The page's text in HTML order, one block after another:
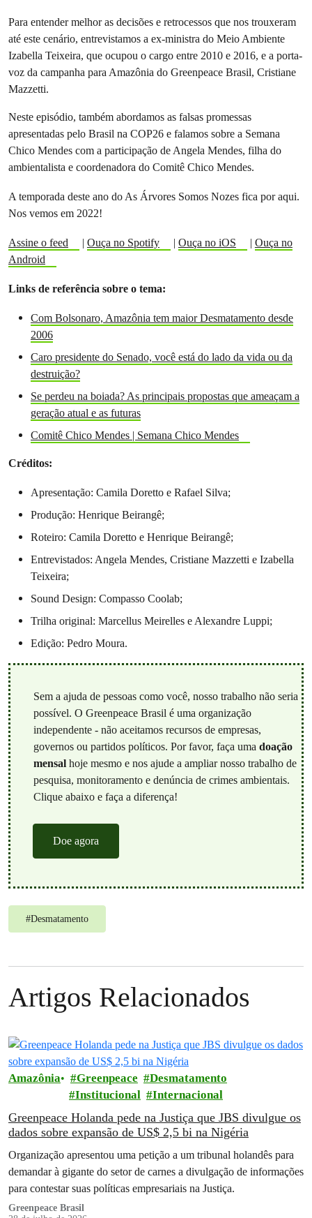
Para entender melhor as decisões e retrocessos que nos trouxeram
até este cenário, entrevistamos a ex-ministra do Meio Ambiente
Izabella Teixeira, que ocupou o cargo entre 2010 e 2016, e a porta-
voz da campanha para Amazônia do Greenpeace Brasil, Cristiane
Mazzetti.
Neste episódio, também abordamos as falsas promessas
apresentadas pelo Brasil na COP26 e falamos sobre a Semana
Chico Mendes com a participação de Angela Mendes, filha do
ambientalista e coordenadora do Comitê Chico Mendes.
A temporada deste ano do As Árvores Somos Nozes fica por aqui.
Nos vemos em 2022!
Assine o feed | Ouça no Spotify | Ouça no iOS | Ouça no
Android
Links de referência sobre o tema:
Com Bolsonaro, Amazônia tem maior Desmatamento desde
2006
Caro presidente do Senado, você está do lado da vida ou da
destruição?
Se perdeu na boiada? As principais propostas que ameaçam a
geração atual e as futuras
Comitê Chico Mendes | Semana Chico Mendes
Créditos:
Apresentação: Camila Doretto e Rafael Silva;
Produção: Henrique Beirangê;
Roteiro: Camila Doretto e Henrique Beirangê;
Entrevistados: Angela Mendes, Cristiane Mazzetti e Izabella
Teixeira;
Sound Design: Compasso Coolab;
Trilha original: Marcellus Meirelles e Alexandre Luppi;
Edição: Pedro Moura.
Sem a ajuda de pessoas como você, nosso trabalho não seria
possível. O Greenpeace Brasil é uma organização
independente - não aceitamos recursos de empresas,
governos ou partidos políticos. Por favor, faça uma doação
mensalhoje mesmo e nos ajude a ampliar nosso trabalho de
pesquisa, monitoramento e denúncia de crimes ambientais.
Clique abaixo e faça a diferença!
Doe agora
#Desmatamento
Artigos Relacionados
Amazônia Greenpeace
Desmatamento
Institucional
Internacional
Greenpeace Holanda pede na Justiça que JBS divulgue os
dados sobre expansão de US$ 2,5 bi na Nigéria
Organização apresentou uma petição a um tribunal holandês para
demandar à gigante do setor de carnes a divulgação de informações
para contestar suas políticas empresariais na Justiça.
Greenpeace Brasil